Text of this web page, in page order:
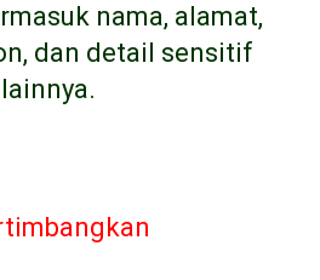
nama, alamat,
dan detail sensitif
lainnya.